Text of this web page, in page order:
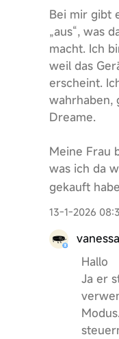
Bei mir gibt
„aus“, was
macht. Ich
weil das
erscheint.
wahrhaben,
Dreame.
Meine Frau
was ich da
gekauft habe
13-1-2026
vanessa
Hallo
Ja er